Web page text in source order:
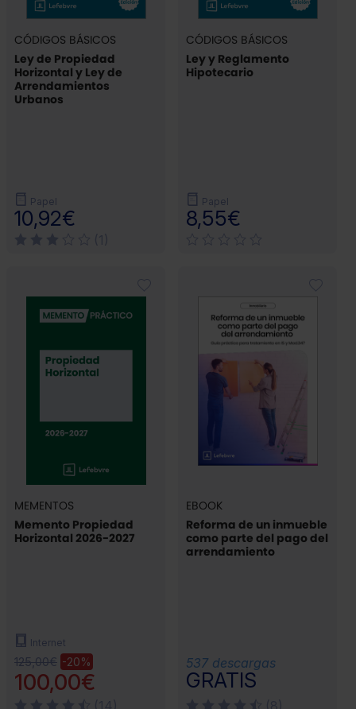
CÓDIGOS BÁSICOS
Ley de Propiedad
Horizontal y Ley de
Arrendamientos
Urbanos
Papel
10,92€
CÓDIGOS BÁSICOS
Ley y Reglamento
Hipotecario
Papel
8,55€
MEMENTOS
Memento Propiedad
Horizontal 2026-2027
Internet
125,00€ -20%
100,00€
EBOOK
Reforma de un inmueble
como parte del pago del
arrendamiento
537 descargas
GRATIS